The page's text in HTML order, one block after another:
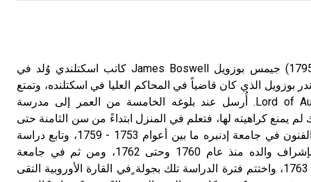
بوزويل (جيمس ـ) (1740 ـ 1795) جيمس بوزويل James Boswell كاتب اسكتلندي وُلد في
بوزويل الذي كان قاضياً في المحاكم العليا في اسكتلنده، وتمتع
بلقب لورد أوكنلك Lord of Auckinleck. أُرسل عند بلوغه الخامسة من العمر إلى مدرسة
يمنع كراهيته لها، فتعلم في المنزل ابتداءً من سن الثامنة حتى
الثالثة عشرة. درس الآداب والفنون في جامعة إدنبره ما بين أعوام 1753 - 1759، وتابع دراسة
القانون المدني في المنزل بإشراف والده منذ عام 1760 وحتى 1762، ومن ثم في جامعة
أوترخت Utrecht بهولندة عام 1763، واختتم فترة الدراسة تلك بجولة ٍفي القارة الأوروبية التقى